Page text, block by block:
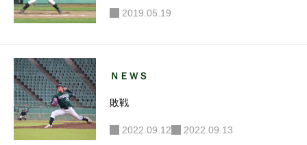
2019.05.19
ＮＥＷＳ
敗戦
2022.09.12 2022.09.13